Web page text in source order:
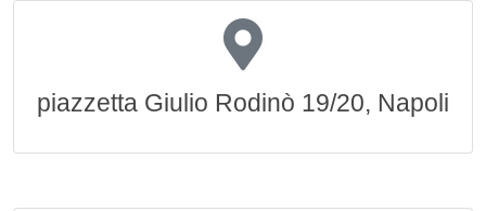
piazzetta Giulio Rodinò 19/20, Napoli